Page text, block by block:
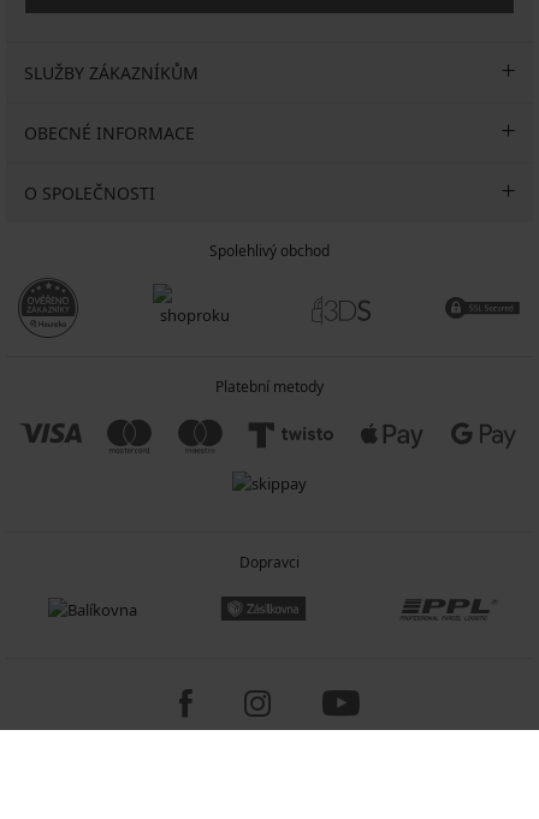
SLUŽBY ZÁKAZNÍKŮM
OBECNÉ INFORMACE
O SPOLEČNOSTI
Spolehlivý obchod
Platební metody
Dopravci